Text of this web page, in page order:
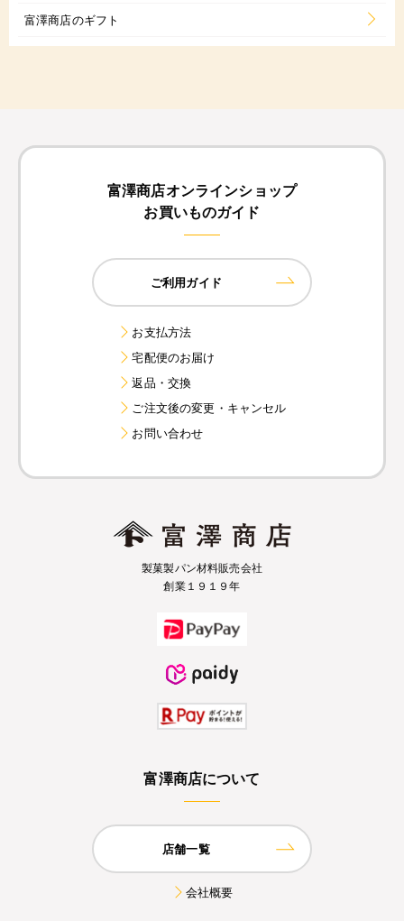
富澤商店のギフト
富澤商店オンラインショップ
お買いものガイド
ご利用ガイド
お支払方法
宅配便のお届け
返品・交換
ご注文後の変更・キャンセル
お問い合わせ
製菓製パン材料販売会社
創業１９１９年
富澤商店について
店舗一覧
会社概要